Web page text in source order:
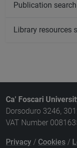
Publication search
Library resources
Ca' Foscari
Dorsoduro 3246,
VAT Number
Privacy / Cookies /